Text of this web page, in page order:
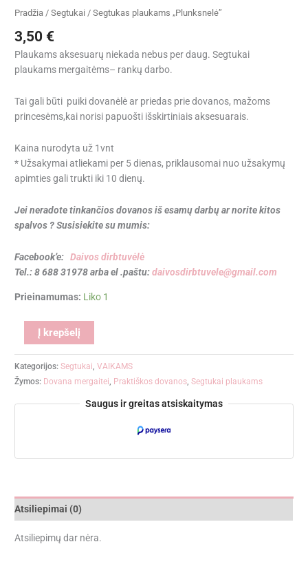
Pradžia /Segtukai / Segtukas plaukams „Plunksnelė”
3,50 €
Plaukams aksesuarų niekada nebus per daug. Segtukai
plaukams mergaitėms– rankų darbo.
Tai gali būti puiki dovanėlė ar priedas prie dovanos, mažoms
princesėms,kai norisi papuošti išskirtiniais aksesuarais.
Kaina nurodyta už 1vnt
* Užsakymai atliekami per 5 dienas, priklausomai nuo užsakymų
apimties gali trukti iki 10 dienų.
Jei neradote tinkančios dovanos iš esamų darbų ar norite kitos
spalvos ? Susisiekite su mumis:
Facebook’e:Daivos dirbtuvėlė
Tel.: 8 688 31978 arba el .paštu:daivosdirbtuvele@gmail.com
Prieinamumas: Liko 1
Į krepšelį
Kategorijos:Segtukai,VAIKAMS
Žymos: Dovana mergaitei, Praktiškos dovanos,Segtukai plaukams
Saugus ir greitas atsiskaitymas
Atsiliepimai (0)
Atsiliepimų dar nėra.